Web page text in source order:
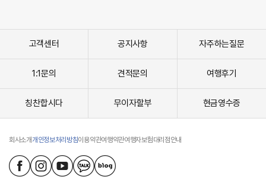
고객센터 공지사항 자주하는질문
1:1문의 견적문의 여행후기
칭찬합시다 무이자할부 현금영수증
회사소개개인정보처리방침이용약관여행약관여행자보험대리점안내